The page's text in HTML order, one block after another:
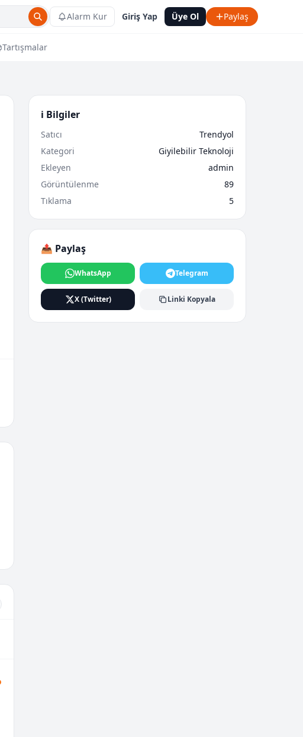
Alarm Kur Giriş Yap Üye Ol Paylaş
Tartışmalar
ℹ️ Bilgiler
Satıcı
Trendyol
Kategori
Giyilebilir Teknoloji
Ekleyen
admin
Görüntülenme
89
Tıklama
5
📤 Paylaş
WhatsApp Telegram
X (Twitter) Linki Kopyala